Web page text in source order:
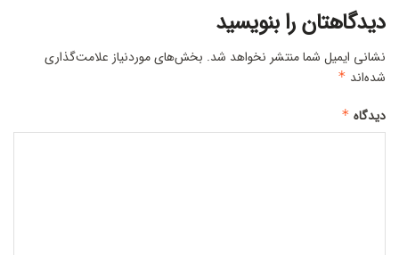
دیدگاهتان را بنویسید
نشانی ایمیل شما منتشر نخواهد شد. بخش‌های موردنیاز علامت‌گذاری
شده‌اند *
دیدگاه *